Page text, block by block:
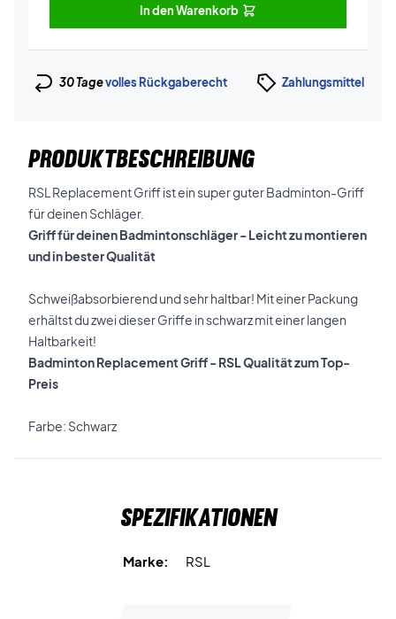
In den Warenkorb
30 Tagevolles Rückgaberecht Zahlungsmittel
PRODUKTBESCHREIBUNG
RSL Replacement Griff ist ein super guter Badminton-Griff
für deinen Schläger.
Griff für deinen Badmintonschläger - Leicht zu montieren
und in bester Qualität
Schweißabsorbierend und sehr haltbar! Mit einer Packung
erhältst du zwei dieser Griffe in schwarz mit einer langen
Haltbarkeit!
Badminton Replacement Griff - RSL Qualität zum Top-
Preis
Farbe: Schwarz
Spezifikationen
Marke: RSL